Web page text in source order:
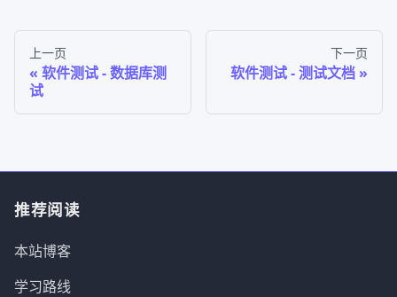
上一页
软件测试 - 数据库测
试
下一页
软件测试 - 测试文档
推荐阅读
本站博客
学习路线